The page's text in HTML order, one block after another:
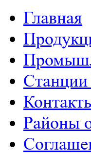
Главная
Районы
РАСЧЕТ